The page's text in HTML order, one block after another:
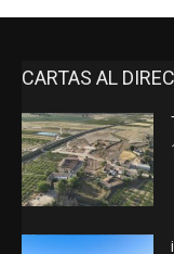
CARTAS AL